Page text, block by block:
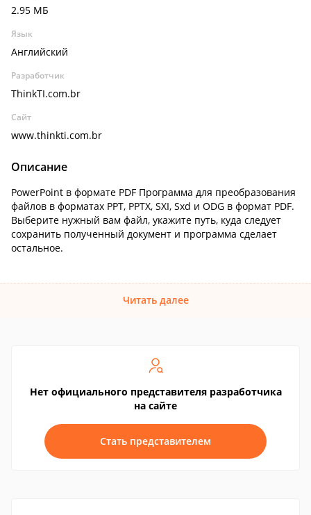
2.95 МБ
Язык
Английский
Разработчик
ThinkTI.com.br
Сайт
www.thinkti.com.br
Описание
PowerPoint в формате PDF Программа для преобразования
файлов в форматах PPT, PPTX, SXI, Sxd и ODG в формат PDF.
Выберите нужный вам файл, укажите путь, куда следует
сохранить полученный документ и программа сделает
остальное.
Читать далее
Нет официального представителя разработчика
на сайте
Стать представителем